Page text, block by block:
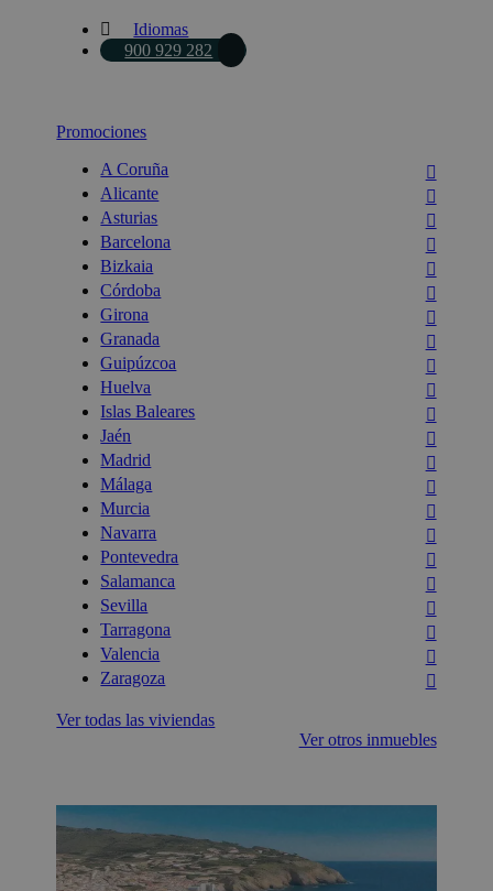
Idiomas
900 929 282
Promociones
A Coruña
Alicante
Asturias
Barcelona
Bizkaia
Córdoba
Girona
Granada
Guipúzcoa
Huelva
Islas Baleares
Jaén
Madrid
Málaga
Murcia
Navarra
Pontevedra
Salamanca
Sevilla
Tarragona
Valencia
Zaragoza
Ver todas las viviendas
Ver otros inmuebles